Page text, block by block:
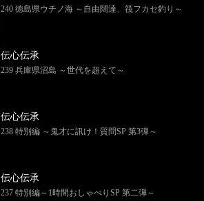
240 徳島県ウチノ海 ～自由闊達、筏フカセ釣り～
伝心伝承
239 兵庫県沼島 ～世代を超えて～
伝心伝承
238 特別編 ～鬼才に訊け！質問SP 第3弾～
伝心伝承
237 特別編～1時間おしゃべりSP 第二弾～